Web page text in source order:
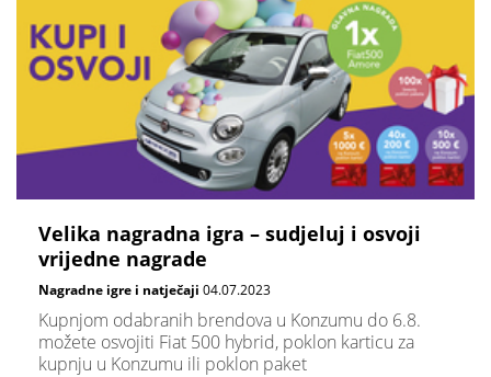
Velika nagradna igra – sudjeluj i osvoji
vrijedne nagrade
Nagradne igre i natječaji 04.07.2023
Kupnjom odabranih brendova u Konzumu do 6.8.
možete osvojiti Fiat 500 hybrid, poklon karticu za
kupnju u Konzumu ili poklon paket